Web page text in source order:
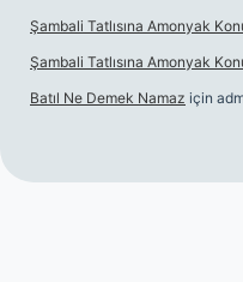
Şambali Tatlısına Amonyak
Şambali Tatlısına Amonyak
Batıl Ne Demek Namaz için